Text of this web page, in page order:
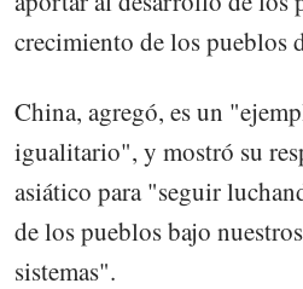
crecimiento de los pueblos
China, agregó, es un
igualitario", y mostró su
asiático para "seguir
de los pueblos bajo
sistemas".